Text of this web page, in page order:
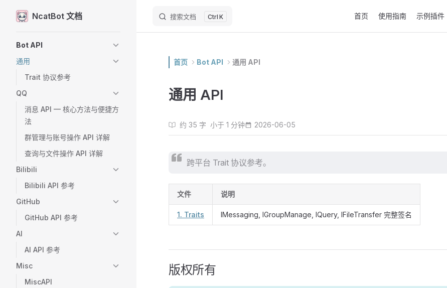
Skip to content
NcatBot 文档 搜索文档 K 首页 使用指南 示例插件
Bot API
通用
Trait 协议参考
QQ
消息 API — 核心方法与便捷方
法
群管理与账号操作 API 详解
查询与文件操作 API 详解
Bilibili
Bilibili API 参考
GitHub
GitHub API 参考
AI
AI API 参考
Misc
MiscAPI
首页 Bot API 通用 API
通用 API
约 35 字 小于 1 分钟 2026-06-05
跨平台 Trait 协议参考。
文件 说明
1. Traits IMessaging, IGroupManage, IQuery, IFileTransfer 完整签名
版权所有